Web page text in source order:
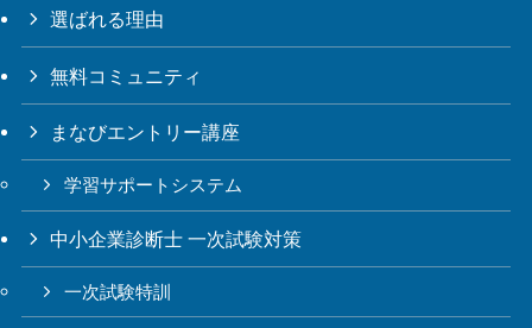
選ばれる理由
無料コミュニティ
まなびエントリー講座
学習サポートシステム
中小企業診断士 一次試験対策
一次試験特訓